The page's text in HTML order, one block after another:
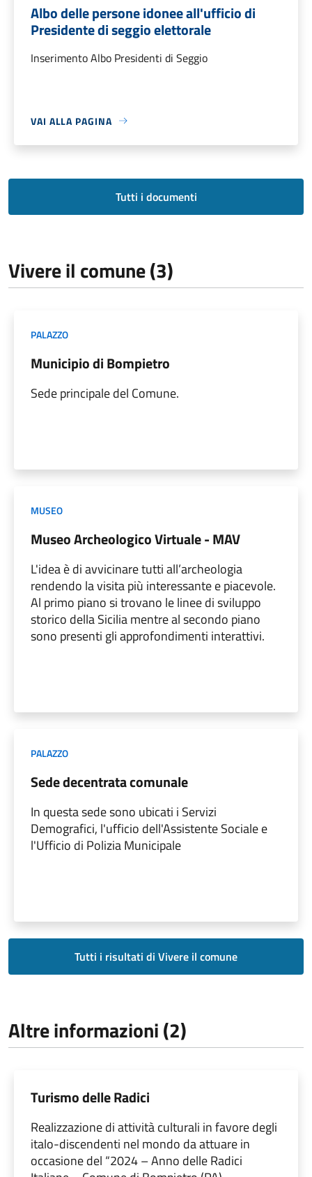
Albo delle persone idonee all'ufficio di
Presidente di seggio elettorale
Inserimento Albo Presidenti di Seggio
VAI ALLA PAGINA
Tutti i documenti
Vivere il comune (3)
PALAZZO
Municipio di Bompietro
Sede principale del Comune.
MUSEO
Museo Archeologico Virtuale - MAV
L'idea è di avvicinare tutti all’archeologia
rendendo la visita più interessante e piacevole.
Al primo piano si trovano le linee di sviluppo
storico della Sicilia mentre al secondo piano
sono presenti gli approfondimenti interattivi.
PALAZZO
Sede decentrata comunale
In questa sede sono ubicati i Servizi
Demografici, l'ufficio dell'Assistente Sociale e
l'Ufficio di Polizia Municipale
Tutti i risultati di Vivere il comune
Altre informazioni (2)
Turismo delle Radici
Realizzazione di attività culturali in favore degli
italo-discendenti nel mondo da attuare in
occasione del “2024 – Anno delle Radici